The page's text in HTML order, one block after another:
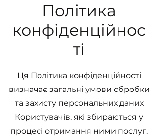
Політика
конфіденційнос
ті
Ця Політика конфіденційності
визначає загальні умови обробки
та захисту персональних даних
Користувачів, які збираються у
процесі отримання ними послуг.